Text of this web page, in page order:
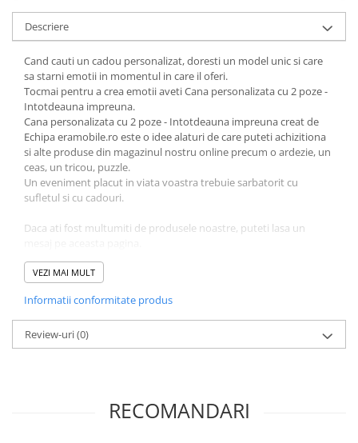
Descriere
Cand cauti un cadou personalizat, doresti un model unic si care
sa starni emotii in momentul in care il oferi.
Tocmai pentru a crea emotii aveti Cana personalizata cu 2 poze -
Intotdeauna impreuna.
Cana personalizata cu 2 poze - Intotdeauna impreuna creat de
Echipa eramobile.ro este o idee alaturi de care puteti achizitiona
si alte produse din magazinul nostru online precum o ardezie, un
ceas, un tricou, puzzle.
Un eveniment placut in viata voastra trebuie sarbatorit cu
sufletul si cu cadouri.
Daca ati fost multumiti de produsele noastre, puteti lasa un
Material: ceramică
Finisare:Lucioasă
Model cană:Termosensibila, colorata sau alba
Instrucțiuni de ingrijire:
vase, rezistentă la zgârieturi, se poate folosi în cuptorul cu
VEZI MAI MULT
Informatii conformitate produs
Review-uri(0)
RECOMANDARI